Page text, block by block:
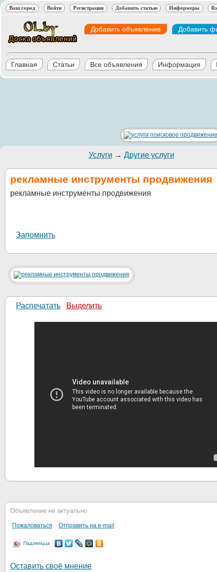
Ваш город Войти Регистрация Добавить статью Информеры
Добавить объявление Добавить
Главная Статьи Все объявления Информация
Услуги → Другие услуги
рекламные инструменты продвижения
рекламные инструменты продвижения
Запомнить
Распечатать Выделить
Объявление не актуально
Пожаловаться Отправить на e-mail
Падзяліцца
Оставить своё мнение